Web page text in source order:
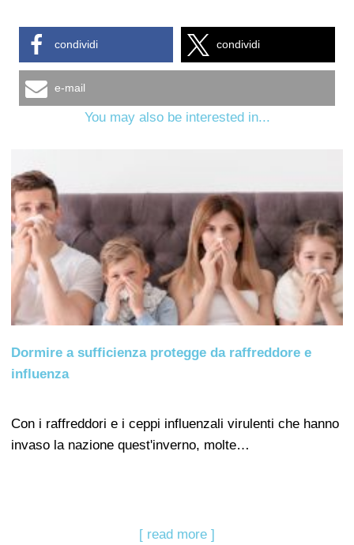
condividi condividi
e-mail
You may also be interested in...
Dormire a sufficienza protegge da raffreddore e
influenza
Con i raffreddori e i ceppi influenzali virulenti che hanno
invaso la nazione quest'inverno, molte…
[ read more ]